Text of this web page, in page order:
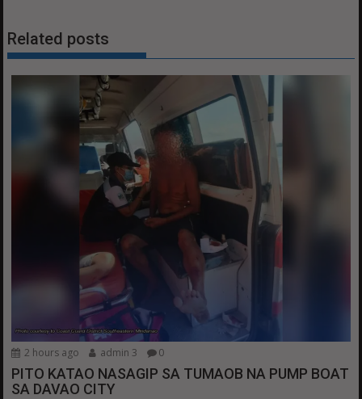
Related posts
2 hours ago admin 3 0
PITO KATAO NASAGIP SA TUMAOB NA PUMP BOAT
SA DAVAO CITY